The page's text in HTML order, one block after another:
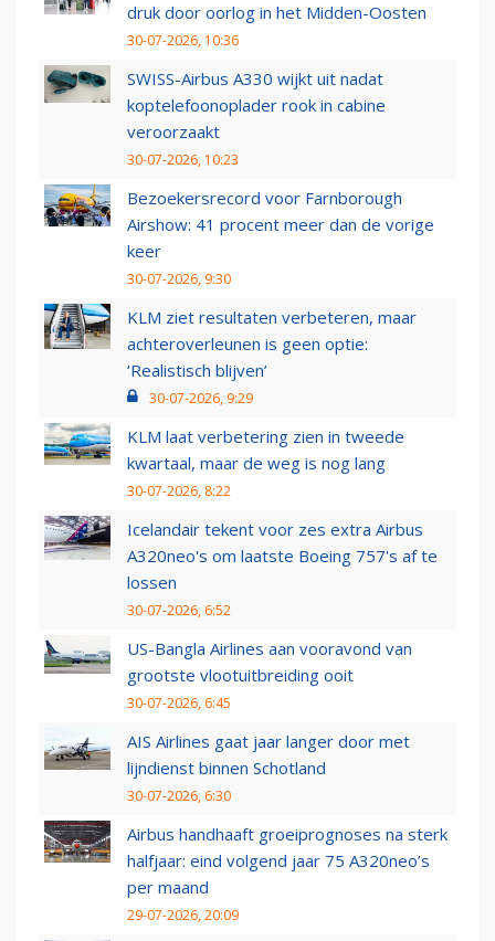
druk door oorlog in het Midden-Oosten
30-07-2026, 10:36
SWISS-Airbus A330 wijkt uit nadat
koptelefoonoplader rook in cabine
veroorzaakt
30-07-2026, 10:23
Bezoekersrecord voor Farnborough
Airshow: 41 procent meer dan de vorige
keer
30-07-2026, 9:30
KLM ziet resultaten verbeteren, maar
achteroverleunen is geen optie:
‘Realistisch blijven’
30-07-2026, 9:29
KLM laat verbetering zien in tweede
kwartaal, maar de weg is nog lang
30-07-2026, 8:22
Icelandair tekent voor zes extra Airbus
A320neo's om laatste Boeing 757's af te
lossen
30-07-2026, 6:52
US-Bangla Airlines aan vooravond van
grootste vlootuitbreiding ooit
30-07-2026, 6:45
AIS Airlines gaat jaar langer door met
lijndienst binnen Schotland
30-07-2026, 6:30
Airbus handhaaft groeiprognoses na sterk
halfjaar: eind volgend jaar 75 A320neo’s
per maand
29-07-2026, 20:09